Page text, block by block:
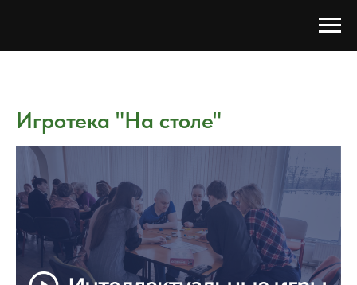
Игротека "На столе"